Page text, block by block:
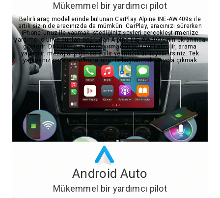
Mükemmel bir yardımcı pilot
Belirli araç modellerinde bulunan CarPlay Alpine INE-AW409s ile
artık sizin de aracınızda da mümkün. CarPlay, aracınızı sürerken
iPhone`unuz ile yapmak istediğiniz şeyleri gerçekleştirmenize
yardımcı olur ve bunları doğrudan Alpine INE-AW409s nin ekranında
gösterir. Dikkatinizi yoldan ayırmadan yol tarifi alabilir, arama
yapabilir, mesaj alıp gönderebilir ve müzik dinleyebilirsiniz. Tek
yapmanız gereken, iPhone`unuzla bağlanmak ve yola çıkmak
Android Auto
Mükemmel bir yardımcı pilot